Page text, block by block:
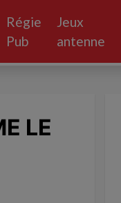
Régie
Pub
Jeux
antenne
LE